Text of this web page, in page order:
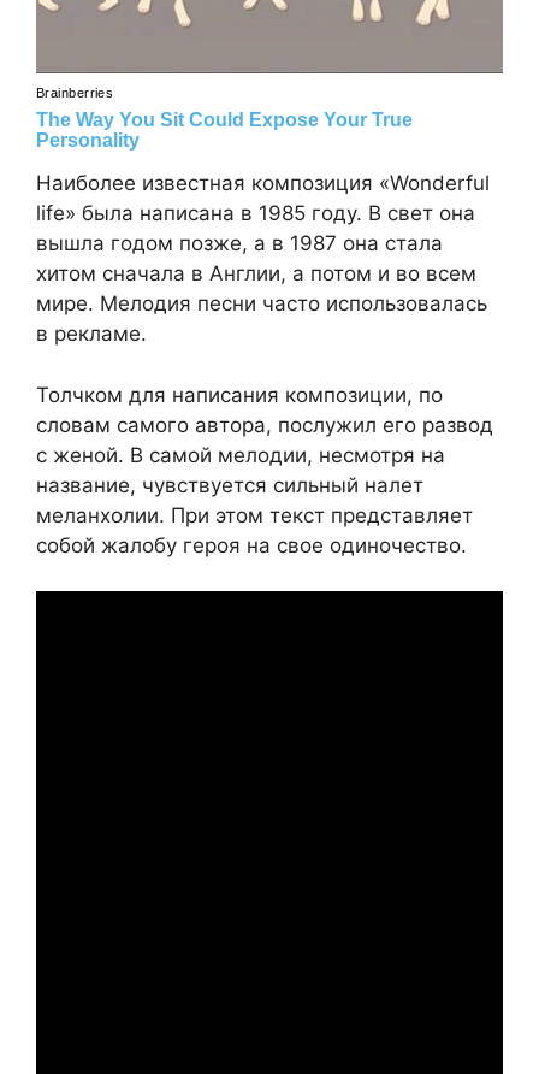
Наиболее известная композиция «Wonderful
life» была написана в 1985 году. В свет она
вышла годом позже, а в 1987 она стала
хитом сначала в Англии, а потом и во всем
мире. Мелодия песни часто использовалась
в рекламе.
Толчком для написания композиции, по
словам самого автора, послужил его развод
с женой. В самой мелодии, несмотря на
название, чувствуется сильный налет
меланхолии. При этом текст представляет
собой жалобу героя на свое одиночество.